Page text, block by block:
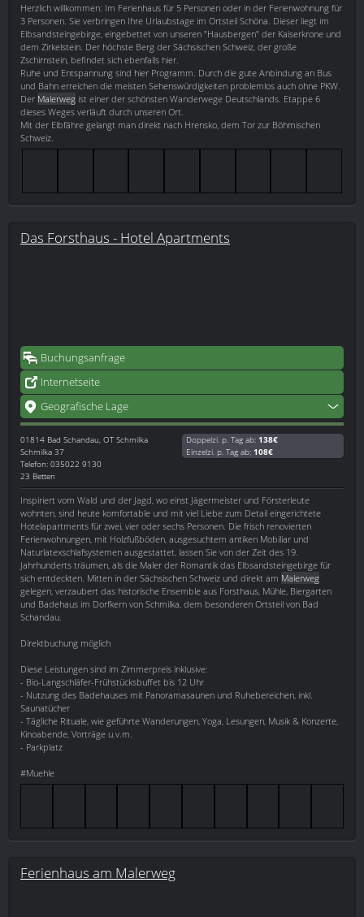
Herzlich willkommen: Im Ferienhaus für 5 Personen oder in der Ferienwohnung für
3 Personen. Sie verbringen Ihre Urlaubstage im Ortsteil Schöna. Dieser liegt im
Elbsandsteingebirge, eingebettet von unseren "Hausbergen" der Kaiserkrone und
dem Zirkelstein. Der höchste Berg der Sächsischen Schweiz, der große
Zschirnstein, befindet sich ebenfalls hier.
Ruhe und Entspannung sind hier Programm. Durch die gute Anbindung an Bus
und Bahn erreichen die meisten Sehenswürdigkeiten problemlos auch ohne PKW.
Der Malerweg ist einer der schönsten Wanderwege Deutschlands. Etappe 6
dieses Weges verläuft durch unseren Ort.
Mit der Elbfähre gelangt man direkt nach Hrensko, dem Tor zur Böhmischen
Schweiz.
Das Forsthaus - Hotel Apartments
Buchungsanfrage
Internetseite
Geografische Lage
01814 Bad Schandau, OT Schmilka
Schmilka 37
Telefon: 035022 9130
23 Betten
Doppelzi. p. Tag ab: 138€
Einzelzi. p. Tag ab: 108€
Inspiriert vom Wald und der Jagd, wo einst Jägermeister und Försterleute
wohnten, sind heute komfortable und mit viel Liebe zum Detail eingerichtete
Hotelapartments für zwei, vier oder sechs Personen. Die frisch renovierten
Ferienwohnungen, mit Holzfußböden, ausgesuchtem antiken Mobiliar und
Naturlatexschlafsystemen ausgestattet, lassen Sie von der Zeit des 19.
Jahrhunderts träumen, als die Maler der Romantik das Elbsandsteingebirge für
sich entdeckten. Mitten in der Sächsischen Schweiz und direkt am Malerweg
gelegen, verzaubert das historische Ensemble aus Forsthaus, Mühle, Biergarten
und Badehaus im Dorfkern von Schmilka, dem besonderen Ortsteil von Bad
Schandau.
Direktbuchung möglich
Diese Leistungen sind im Zimmerpreis inklusive:
- Bio-Langschläfer-Frühstücksbuffet bis 12 Uhr
- Nutzung des Badehauses mit Panoramasaunen und Ruhebereichen, inkl.
Saunatücher
- Tägliche Rituale, wie geführte Wanderungen, Yoga, Lesungen, Musik & Konzerte,
Kinoabende, Vorträge u.v.m.
- Parkplatz
#Muehle
Ferienhaus am Malerweg